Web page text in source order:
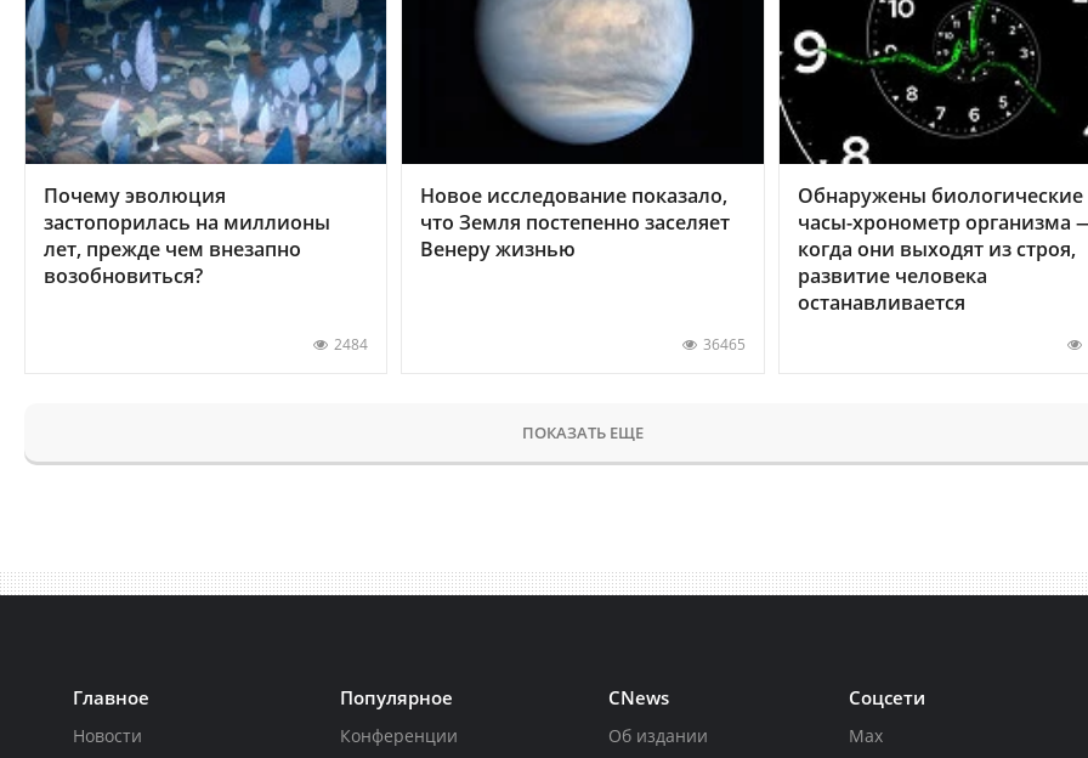
Почему эволюция
застопорилась на миллионы
лет, прежде чем внезапно
возобновиться?
2484
Новое исследование показало,
что Земля постепенно заселяет
Венеру жизнью
36465
Обнаружены биологические
часы-хронометр организма
когда они выходят из строя,
развитие человека
останавливается
ПОКАЗАТЬ ЕЩЕ
Главное
Новости
Популярное
Конференции
CNews
Об издании
Соцсети
Max